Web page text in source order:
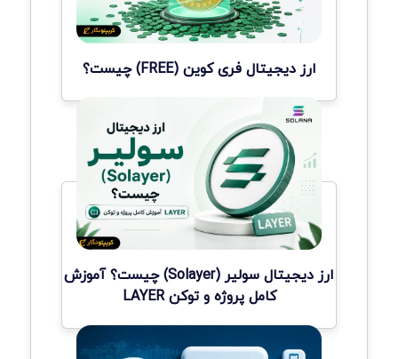
ارز دیجیتال فری کوین (FREE) چیست؟
ارز دیجیتال سولیر (Solayer) چیست؟ آموزش
کامل پروژه و توکن LAYER